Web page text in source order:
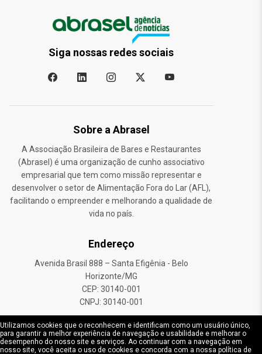
Siga nossas redes sociais
Sobre a Abrasel
A Associação Brasileira de Bares e Restaurantes
(Abrasel) é uma organização de cunho associativo
empresarial que tem como missão representar e
desenvolver o setor de Alimentação Fora do Lar (AFL),
facilitando o empreender e melhorando a qualidade de
vida no país.
Endereço
Avenida Brasil 888 – Santa Efigênia - Belo
Horizonte/MG
CEP: 30140-001
CNPJ: 30140-001
©Abrasel. Todos os direitos reservados.
Utilizamos cookies que o reconhecem e identificam como um usuário único,
para garantir a melhor experiência de navegação e usabilidade e melhorar o
desempenho do nosso site e serviços. Ao continuar com a navegação em
nosso site, você aceita o uso de cookies e concorda com a nossa política de